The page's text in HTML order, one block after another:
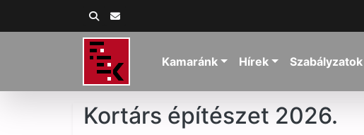
Kamaránk Hírek
Kortárs építészet 2026.